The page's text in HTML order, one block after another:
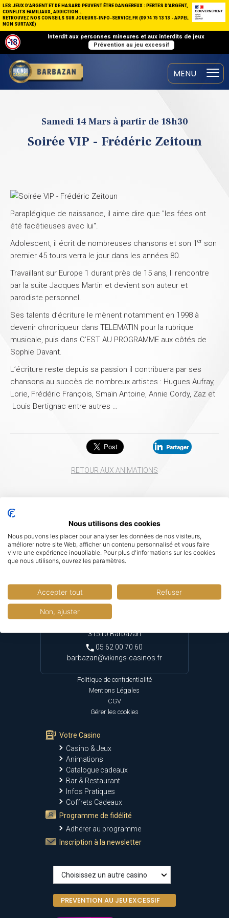
LES JEUX D’ARGENT ET DE HASARD PEUVENT ÊTRE DANGEREUX : PERTES D’ARGENT,
CONFLITS FAMILIAUX, ADDICTION...
RETROUVEZ NOS CONSEILS SUR JOUEURS-INFO-SERVICE.FR (09 74 75 13 13 - APPEL
NON SURTAXÉ)
Interdit aux personnes mineures et aux interdits de jeux
Prévention au jeu excessif
Samedi 14 Mars à partir de 18h30
Soirée VIP - Frédéric Zeitoun
Paraplégique de naissance, il aime dire que "les fées ont
été facétieuses avec lui".
Adolescent, il écrit de nombreuses chansons et son 1 er son
premier 45 tours verra le jour dans les années 80.
Travaillant sur Europe 1 durant près de 15 ans, Il rencontre
par la suite Jacques Martin et devient son auteur et
parodiste personnel.
Ses talents d’écriture le mènent notamment en 1998 à
devenir chroniqueur dans TELEMATIN pour la rubrique
musicale, puis dans C’EST AU PROGRAMME aux côtés de
Sophie Davant.
L’écriture reste depuis sa passion il contribuera par ses
chansons au succès de nombreux artistes : Hugues Aufray,
Lorie, Frédéric François, Smaïn Antoine, Annie Cordy, Zaz et
Louis Bertignac entre autres …
RETOUR AUX ANIMATIONS
SNECB
31510 Barbazan
05 62 00 70 60
barbazan@vikings-casinos.fr
Politique de confidentialité
Mentions Légales
CGV
Gérer les cookies
Votre Casino
Casino & Jeux
Animations
Catalogue cadeaux
Bar & Restaurant
Infos Pratiques
Coffrets Cadeaux
Programme de fidélité
Adhérer au programme
Inscription à la newsletter
PREVENTION AU JEU EXCESSIF
Nous utilisons des cookies
Nous pouvons les placer pour analyser les données de nos visiteurs,
améliorer notre site Web, afficher un contenu personnalisé et vous faire
vivre une expérience inoubliable. Pour plus d'informations sur les cookies
que nous utilisons, ouvrez les paramètres.
Accepter tout Refuser
Non, ajuster